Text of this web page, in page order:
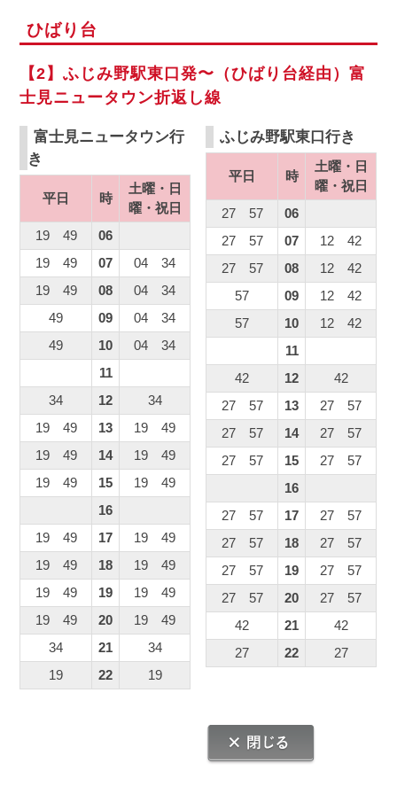
ひばり台
【2】ふじみ野駅東口発〜（ひばり台経由）富
士見ニュータウン折返し線
富士見ニュータウン行
き
平日 時
土曜・日
曜・祝日
19 49
06
19 49
07
04 34
19 49
08
04 34
49
09
04 34
49
10
04 34
11
34
12
34
19 49
13
19 49
19 49
14
19 49
19 49
15
19 49
16
19 49
17
19 49
19 49
18
19 49
19 49
19
19 49
19 49
20
19 49
34
21
34
19
22 19
ふじみ野駅東口行き
平日 時
土曜・日
曜・祝日
27 57
06
27 57
07
12 42
27 57
08
12 42
57
09
12 42
57
10
12 42
11
42
12
42
27 57
13
27 57
27 57
14
27 57
27 57
15
27 57
16
27 57
17
27 57
27 57
18
27 57
27 57
19
27 57
27 57
20
27 57
42
21
42
27
22 27